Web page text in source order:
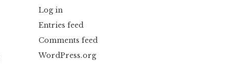
Log in
Entries feed
Comments feed
WordPress.org